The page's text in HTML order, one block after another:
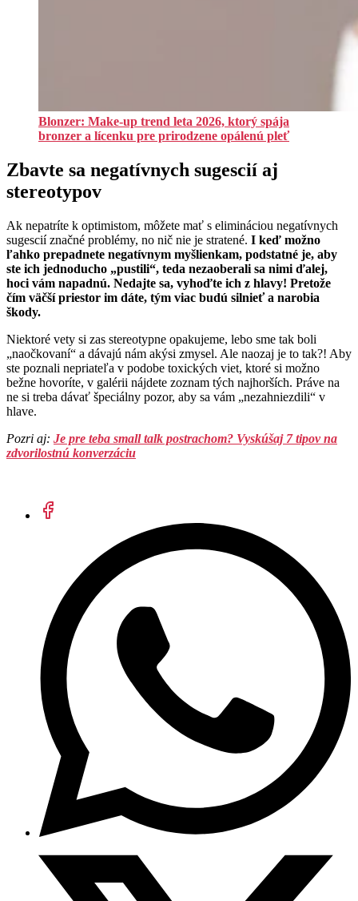
Blonzer: Make-up trend leta 2026, ktorý spája
bronzer a lícenku pre prirodzene opálenú pleť
Zbavte sa negatívnych sugescií aj
stereotypov
Ak nepatríte k optimistom, môžete mať s elimináciou negatívnych
sugescií značné problémy, no nič nie je stratené. I keď možno
ľahko prepadnete negatívnym myšlienkam, podstatné je, aby
ste ich jednoducho „pustili“, teda nezaoberali sa nimi ďalej,
hoci vám napadnú. Nedajte sa, vyhoďte ich z hlavy! Pretože
čím väčší priestor im dáte, tým viac budú silnieť a narobia
škody.
Niektoré vety si zas stereotypne opakujeme, lebo sme tak boli
„naočkovaní“ a dávajú nám akýsi zmysel. Ale naozaj je to tak?! Aby
ste poznali nepriateľa v podobe toxických viet, ktoré si možno
bežne hovoríte, v galérii nájdete zoznam tých najhorších. Práve na
ne si treba dávať špeciálny pozor, aby sa vám „nezahniezdili“ v
hlave.
Pozri aj: Je pre teba small talk postrachom? Vyskúšaj 7 tipov na
zdvorilostnú konverzáciu